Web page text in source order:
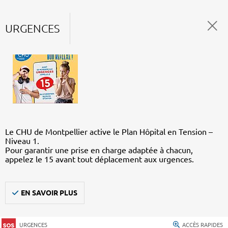
URGENCES
Le CHU de Montpellier active le Plan Hôpital en Tension –
Niveau 1.
Pour garantir une prise en charge adaptée à chacun,
appelez le 15 avant tout déplacement aux urgences.
EN SAVOIR PLUS
URGENCES ACCÈS RAPIDES